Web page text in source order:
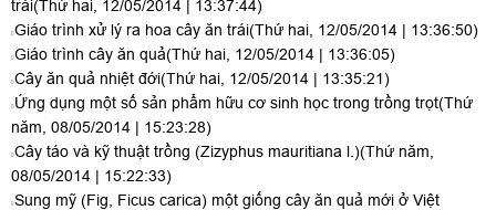
trái(Thứ hai, 12/05/2014 | 13:37:44)
Giáo trình xử lý ra hoa cây ăn trái(Thứ hai, 12/05/2014 | 13:36:50)
Giáo trình cây ăn quả(Thứ hai, 12/05/2014 | 13:36:05)
Cây ăn quả nhiệt đới(Thứ hai, 12/05/2014 | 13:35:21)
Ứng dụng một số sản phẩm hữu cơ sinh học trong trồng trọt(Thứ
năm, 08/05/2014 | 15:23:28)
Cây táo và kỹ thuật trồng (Zizyphus mauritiana l.)(Thứ năm,
08/05/2014 | 15:22:33)
Sung mỹ (Fig, Ficus carica) một giống cây ăn quả mới ở Việt